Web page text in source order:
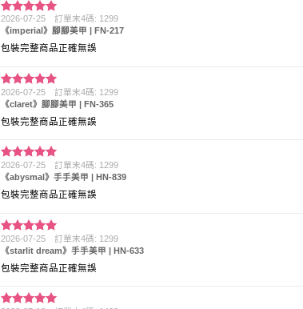
評分5滿
分 5
2026-07-25
訂單末4碼: 1299
《imperial》腳腳美甲 | FN-217
包裝完整商品正確無誤
評分5滿
分 5
2026-07-25
訂單末4碼: 1299
《claret》腳腳美甲 | FN-365
包裝完整商品正確無誤
評分5滿
分 5
2026-07-25
訂單末4碼: 1299
《abysmal》手手美甲 | HN-839
包裝完整商品正確無誤
評分5滿
分 5
2026-07-25
訂單末4碼: 1299
《starlit dream》手手美甲 | HN-633
包裝完整商品正確無誤